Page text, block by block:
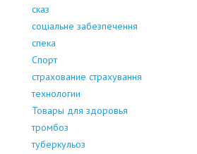
сказ
соціальне забезпечення
спека
Спорт
страхование страхування
технологии
Товары для здоровья
тромбоз
туберкульоз